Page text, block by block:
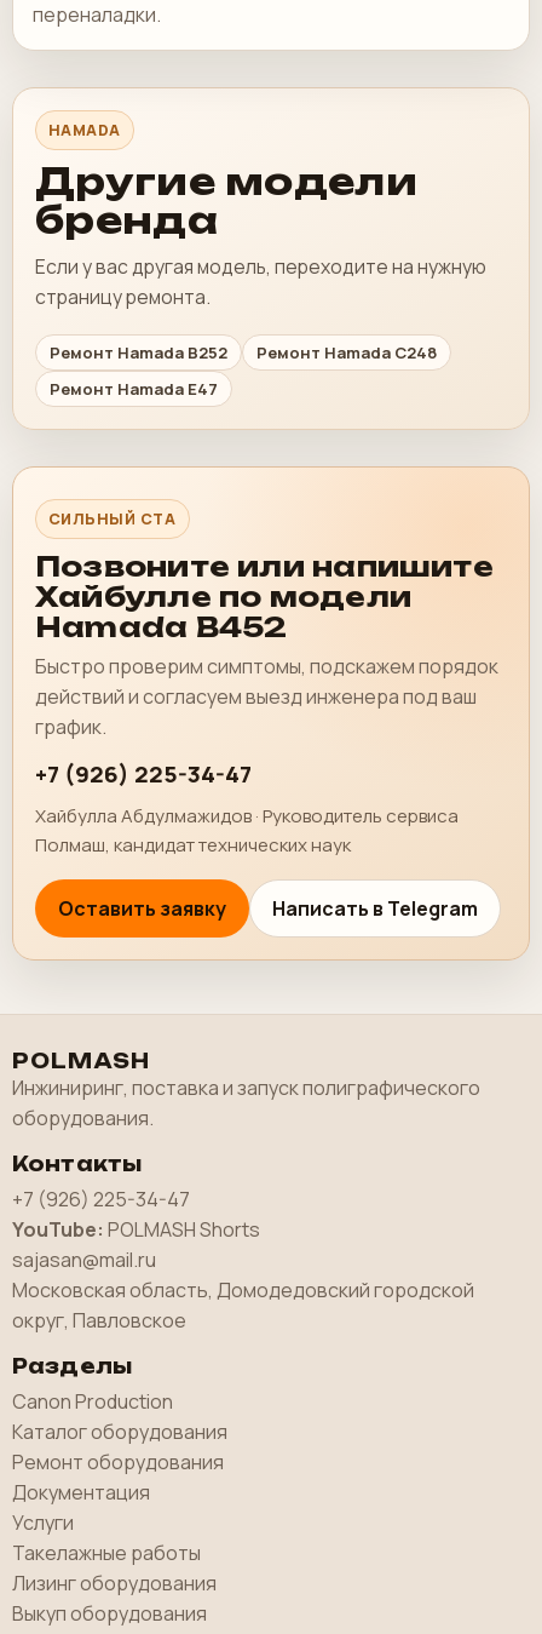
переналадки.
HAMADA
Другие модели
бренда
Если у вас другая модель, переходите на нужную
страницу ремонта.
Ремонт Hamada B252
Ремонт Hamada C248
Ремонт Hamada E47
СИЛЬНЫЙ CTA
Позвоните или напишите
Хайбулле по модели
Hamada B452
Быстро проверим симптомы, подскажем порядок
действий и согласуем выезд инженера под ваш
график.
+7 (926) 225-34-47
Хайбулла Абдулмажидов · Руководитель сервиса
Полмаш, кандидат технических наук
Оставить заявку Написать в Telegram
POLMASH
Инжиниринг, поставка и запуск полиграфического
оборудования.
Контакты
+7 (926) 225-34-47
YouTube: POLMASH Shorts
sajasan@mail.ru
Московская область, Домодедовский городской
округ, Павловское
Разделы
Canon Production
Каталог оборудования
Ремонт оборудования
Документация
Услуги
Такелажные работы
Лизинг оборудования
Выкуп оборудования